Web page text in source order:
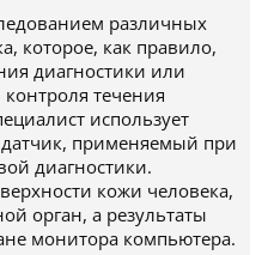
различных
которое, как правило,
диагностики или
течения
использует
применяемый при
диагностики.
кожи человека,
орган, а результаты
монитора компьютера.